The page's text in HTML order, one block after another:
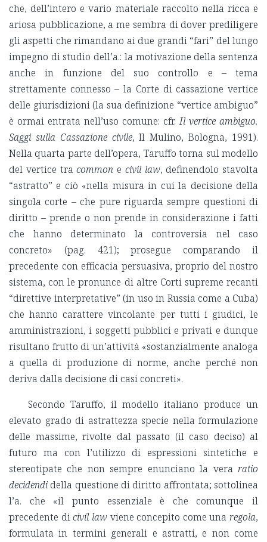
che, dell’intero e vario materiale raccolto nella ricca e
ariosa pubblicazione, a me sembra di dover prediligere
gli aspetti che rimandano ai due grandi “fari” del lungo
impegno di studio dell’a.: la motivazione della sentenza
anche in funzione del suo controllo e – tema
strettamente connesso – la Corte di cassazione vertice
delle giurisdizioni (la sua definizione “vertice ambiguo”
è ormai entrata nell’uso comune: cfr.Il vertice ambiguo.
Saggi sulla Cassazione civile, Il Mulino, Bologna, 1991).
Nella quarta parte dell’opera, Taruffo torna sul modello
del vertice tracommon e civil law, definendolo stavolta
“astratto” e ciò «nella misura in cui la decisione della
singola corte – che pure riguarda sempre questioni di
diritto – prende o non prende in considerazione i fatti
che hanno determinato la controversia nel caso
concreto» (pag. 421); prosegue comparando il
precedente con efficacia persuasiva, proprio del nostro
sistema, con le pronunce di altre Corti supreme recanti
“direttive interpretative” (in uso in Russia come a Cuba)
che hanno carattere vincolante per tutti i giudici, le
amministrazioni, i soggetti pubblici e privati e dunque
risultano frutto di un’attività «sostanzialmente analoga
a quella di produzione di norme, anche perché non
deriva dalla decisione di casi concreti».
Secondo Taruffo, il modello italiano produce un
elevato grado di astrattezza specie nella formulazione
delle massime, rivolte dal passato (il caso deciso) al
futuro ma con l’utilizzo di espressioni sintetiche e
stereotipate che non sempre enunciano la vera ratio
decidendi della questione di diritto affrontata; sottolinea
l’a. che «il punto essenziale è che comunque il
precedente dicivil lawviene concepito come una regola,
formulata in termini generali e astratti, e non come